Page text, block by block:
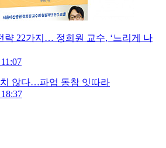
략 22가지… 정희원 교수, ‘느리게 나
않다…파업 동참 잇따라